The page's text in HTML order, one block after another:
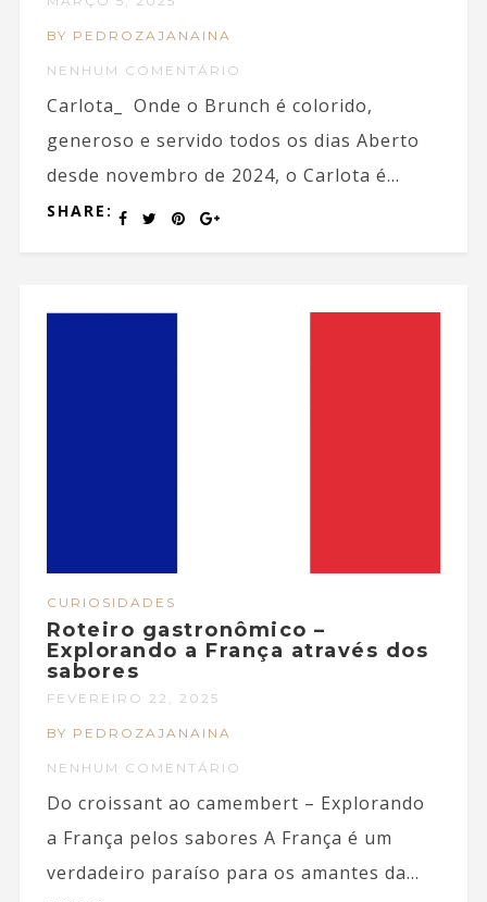
BY PEDROZAJANAINA
NENHUM COMENTÁRIO
Carlota_ Onde o Brunch é colorido,
generoso e servido todos os dias Aberto
desde novembro de 2024, o Carlota é...
SHARE:
CURIOSIDADES
Roteiro gastronômico –
Explorando a França através dos
sabores
FEVEREIRO 22, 2025
BY PEDROZAJANAINA
NENHUM COMENTÁRIO
Do croissant ao camembert – Explorando
a França pelos sabores A França é um
verdadeiro paraíso para os amantes da...